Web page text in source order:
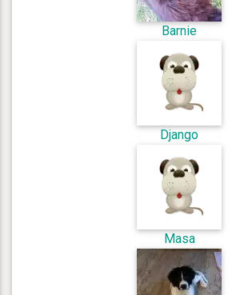
Barnie
Django
Masa